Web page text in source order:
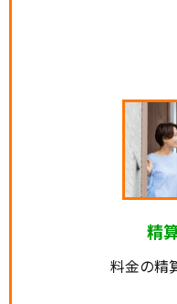
精
料金の精